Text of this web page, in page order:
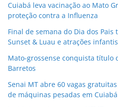
Cuiabá leva vacinação ao Mato
proteção contra a Influenza
Final de semana do Dia dos Pais
Sunset & Luau e atrações
Mato-grossense conquista título
Barretos
Senai MT abre 60 vagas
de máquinas pesadas em Cuiabá